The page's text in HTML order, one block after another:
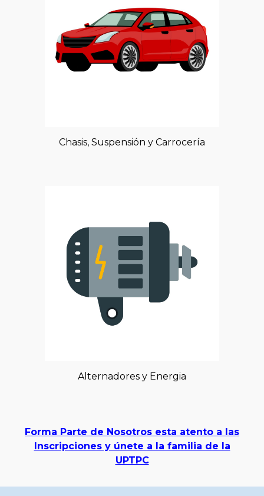
Chasis, Suspensión y Carrocería
Alternadores y Energia
Forma Parte de Nosotros esta atento a las
Inscripciones y únete a la familia de la
UPTPC